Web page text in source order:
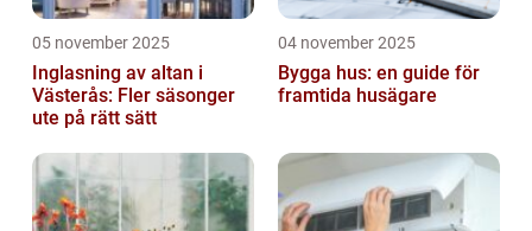
05 november 2025
Inglasning av altan i
Västerås: Fler säsonger
ute på rätt sätt
04 november 2025
Bygga hus: en guide för
framtida husägare